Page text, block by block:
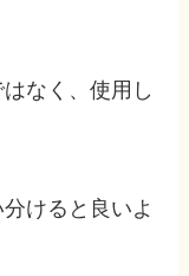
なく、使用し
けると良いよ